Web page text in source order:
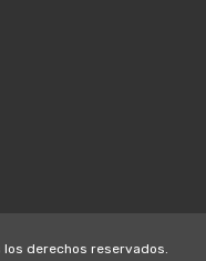
derechos reservados.